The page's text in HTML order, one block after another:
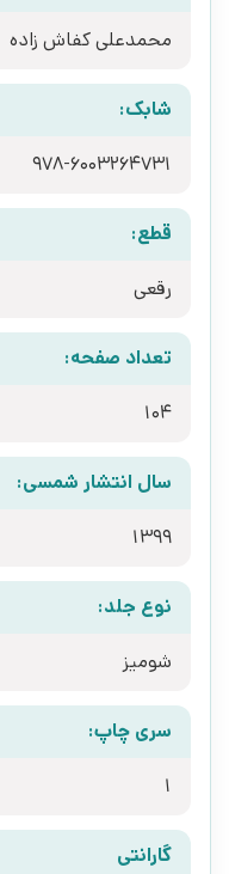
محمدعلی کفاش زاده
شابک:
978-6003264731
قطع:
رقعی
تعداد صفحه:
104
سال انتشار شمسی:
1399
نوع جلد:
شومیز
سری چاپ:
1
گارانتی